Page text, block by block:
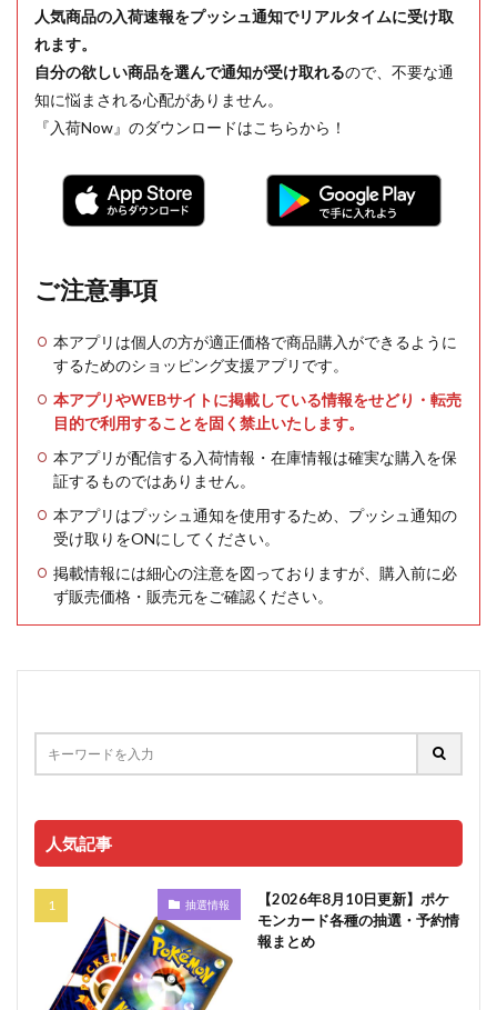
人気商品の入荷速報をプッシュ通知でリアルタイムに受け取
れます。
自分の欲しい商品を選んで通知が受け取れるので、不要な通
知に悩まされる心配がありません。
『入荷Now』のダウンロードはこちらから！
ご注意事項
本アプリは個人の方が適正価格で商品購入ができるように
するためのショッピング支援アプリです。
本アプリやWEBサイトに掲載している情報をせどり・転売
目的で利用することを固く禁止いたします。
本アプリが配信する入荷情報・在庫情報は確実な購入を保
証するものではありません。
本アプリはプッシュ通知を使用するため、プッシュ通知の
受け取りをONにしてください。
掲載情報には細心の注意を図っておりますが、購入前に必
ず販売価格・販売元をご確認ください。
人気記事
抽選情報
【2026年8月10日更新】ポケ
モンカード各種の抽選・予約情
報まとめ